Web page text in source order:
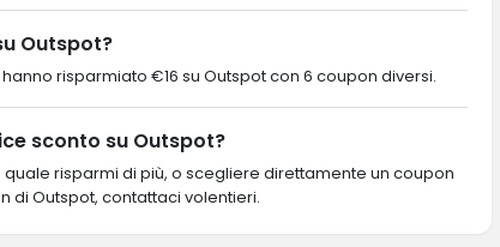
Outspot?
risparmiato €16 su Outspot con 6 coupon diversi.
sconto su Outspot?
risparmi di più, o scegliere direttamente un coupon
di Outspot, contattaci volentieri.